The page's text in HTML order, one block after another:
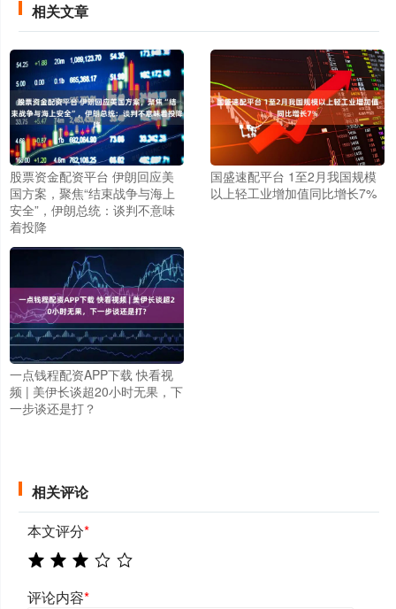
相关文章
股票资金配资平台 伊朗回应美
国方案，聚焦“结束战争与海上
安全”，伊朗总统：谈判不意味
着投降
国盛速配平台 1至2月我国规模
以上轻工业增加值同比增长7%
一点钱程配资APP下载 快看视
频 | 美伊长谈超20小时无果，下
一步谈还是打？
相关评论
本文评分*
评论内容*